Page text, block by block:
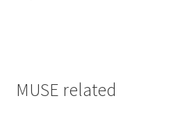
MUSE related